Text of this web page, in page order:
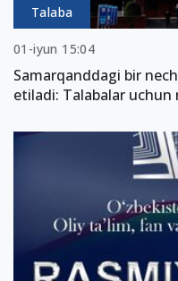
Talaba
01-iyun 15:04
Samarqanddagi bir
etiladi: Talabalar uchun